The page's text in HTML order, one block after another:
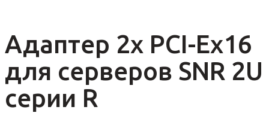
Адаптер 2x PCI-Ex16
для серверов SNR 2U
серии R